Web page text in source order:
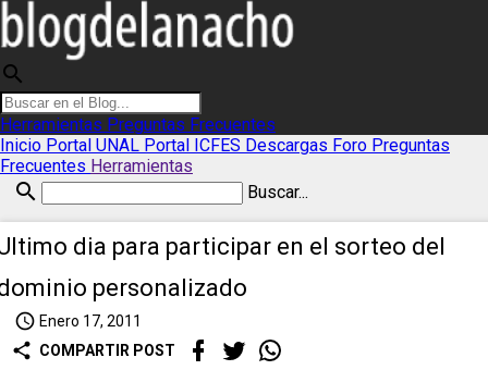
search
Herramientas Preguntas Frecuentes
Inicio Portal UNAL Portal ICFES Descargas Foro Preguntas
Frecuentes Herramientas
search Buscar...
dia para participar en el sorteo del
personalizado
access_time Enero 17, 2011
share COMPARTIR POST